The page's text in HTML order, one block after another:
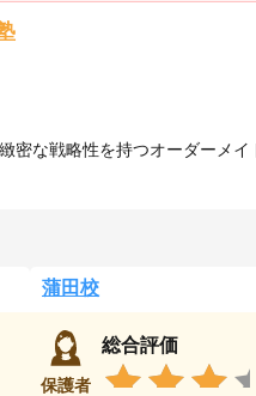
な戦略性を持つオーダーメ
蒲田校
保護者
総合評価